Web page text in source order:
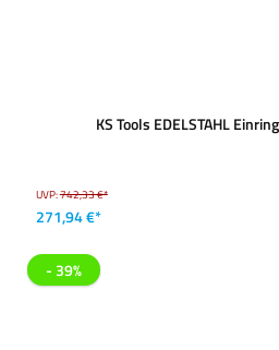
KS Tools EDELSTAHL
UVP:742,33 €*
271,94 €*
- 39%